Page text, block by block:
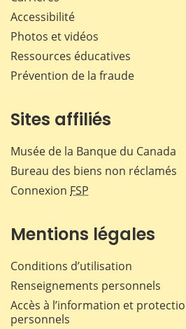
Accessibilité
Photos et vidéos
Ressources éducatives
Prévention de la fraude
Sites affiliés
Musée de la Banque du Canada
Bureau des biens non réclamés
Connexion FSP
Mentions légales
Conditions d’utilisation
Renseignements personnels
Accès à l’information et
personnels